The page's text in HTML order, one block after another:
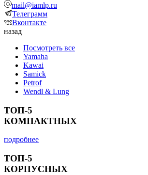
mail@iamlp.ru
Телеграмм
Вконтакте
назад
Посмотреть все
Yamaha
Kawai
Samick
Petrof
Wendl & Lung
ТОП-5
КОМПАКТНЫХ
подробнее
ТОП-5
КОРПУСНЫХ